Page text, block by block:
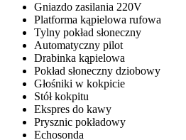
Gniazdo zasilania 220V
Platforma kąpielowa rufowa
Tylny pokład słoneczny
Automatyczny pilot
Drabinka kąpielowa
Pokład słoneczny dziobowy
Głośniki w kokpicie
Stół kokpitu
Ekspres do kawy
Prysznic pokładowy
Echosonda